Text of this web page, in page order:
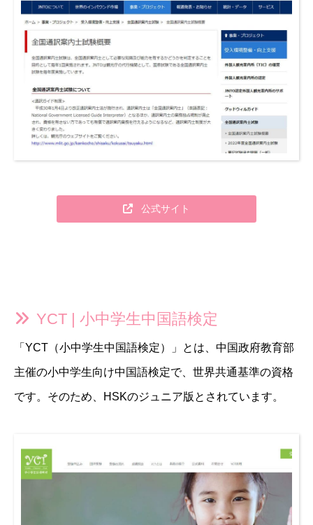
公式サイト
YCT | 小中学生中国語検定
「YCT（小中学生中国語検定）」とは、中国政府教育部
主催の小中学生向け中国語検定で、世界共通基準の資格
です。そのため、HSKのジュニア版とされています。